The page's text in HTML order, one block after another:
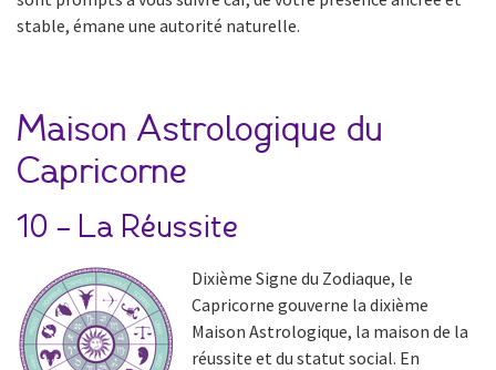
stable, émane une autorité naturelle.
Maison Astrologique du
Capricorne
10 – La Réussite
Dixième Signe du Zodiaque, le
Capricorne gouverne la dixième
Maison Astrologique, la maison de la
réussite et du statut social. En